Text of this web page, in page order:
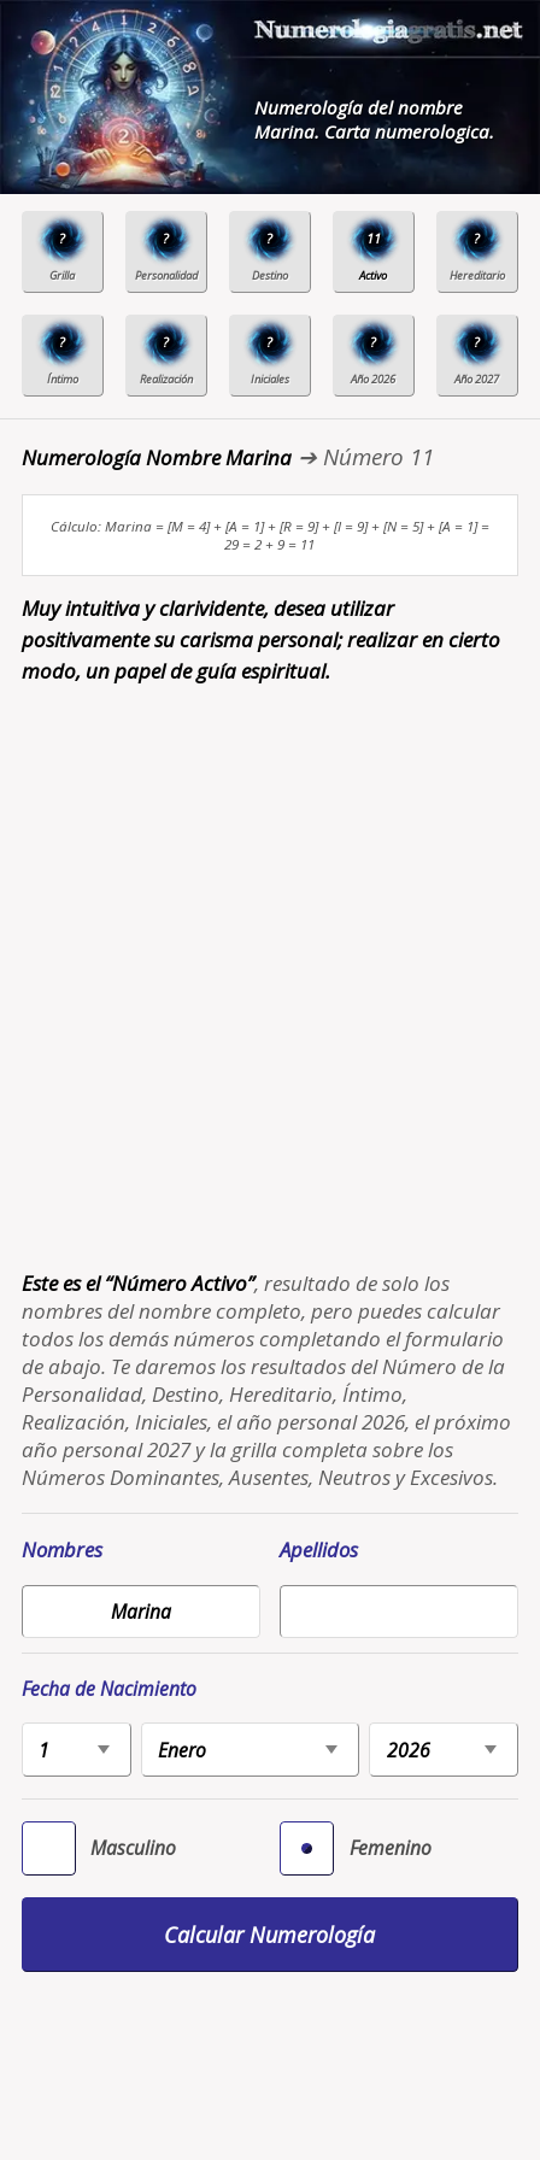
Numerología del nombre
Marina. Carta numerologica.
? ? ? 11 ?
? ? ? ? ?
Numerología Nombre Marina➔ Número 11
Cálculo: Marina = [M = 4] + [A = 1] + [R = 9] + [I = 9] + [N = 5] + [A = 1] =
29 = 2 + 9 = 11
Muy intuitiva y clarividente, desea utilizar
positivamente su carisma personal; realizar en cierto
modo, un papel de guía espiritual.
Este es el “Número Activo”, resultado de solo los
nombres del nombre completo, pero puedes calcular
todos los demás números completando el formulario
de abajo. Te daremos los resultados del Número de la
Personalidad, Destino, Hereditario, Íntimo,
Realización, Iniciales, el año personal 2026, el próximo
año personal 2027 y la grilla completa sobre los
Números Dominantes, Ausentes, Neutros y Excesivos.
Nombres Apellidos
Fecha de Nacimiento
Masculino Femenino